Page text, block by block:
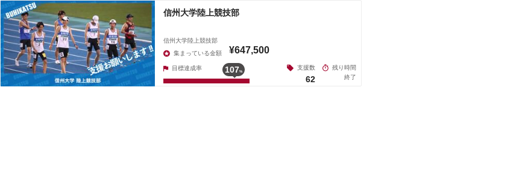
信州大学陸上競技部
信州大学陸上競技部
集まっている金額
¥647,500
目標達成率 107%
支援数
62
残り時間
終了